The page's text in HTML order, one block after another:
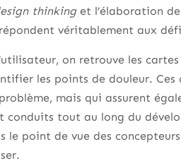
thinkinget l’élaboration de
véritablement aux
on retrouve les
les points de douleur.
mais qui assurent
conduits tout au long du
le point de vue des